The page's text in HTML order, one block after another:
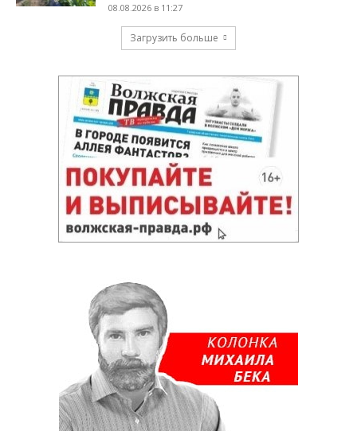
08.08.2026 в 11:27
Загрузить больше